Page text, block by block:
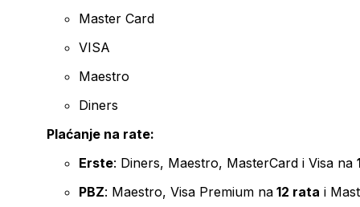
Master Card
VISA
Maestro
Diners
Plaćanje na rate:
Erste: Diners, Maestro, MasterCard i Visa na
PBZ: Maestro, Visa Premium na 12 rata i